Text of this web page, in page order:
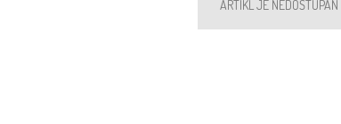
ARTIKL JE NEDOSTUPAN